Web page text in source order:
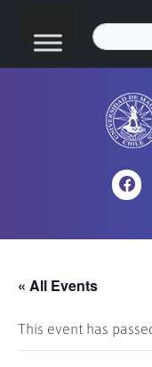
« All Events
This event has